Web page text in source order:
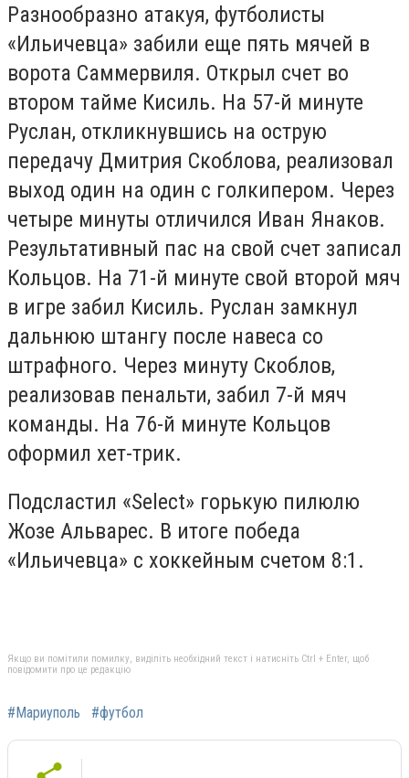
Разнообразно атакуя, футболисты
«Ильичевца» забили еще пять мячей в
ворота Саммервиля. Открыл счет во
втором тайме Кисиль. На 57-й минуте
Руслан, откликнувшись на острую
передачу Дмитрия Скоблова, реализовал
выход один на один с голкипером. Через
четыре минуты отличился Иван Янаков.
Результативный пас на свой счет записал
Кольцов. На 71-й минуте свой второй мяч
в игре забил Кисиль. Руслан замкнул
дальнюю штангу после навеса со
штрафного. Через минуту Скоблов,
реализовав пенальти, забил 7-й мяч
команды. На 76-й минуте Кольцов
оформил хет-трик.
Подсластил «Select» горькую пилюлю
Жозе Альварес. В итоге победа
«Ильичевца» с хоккейным счетом 8:1.
Якщо ви помітили помилку, виділіть необхідний текст і натисніть Ctrl + Enter, щоб
повідомити про це редакцію
#Мариуполь #футбол